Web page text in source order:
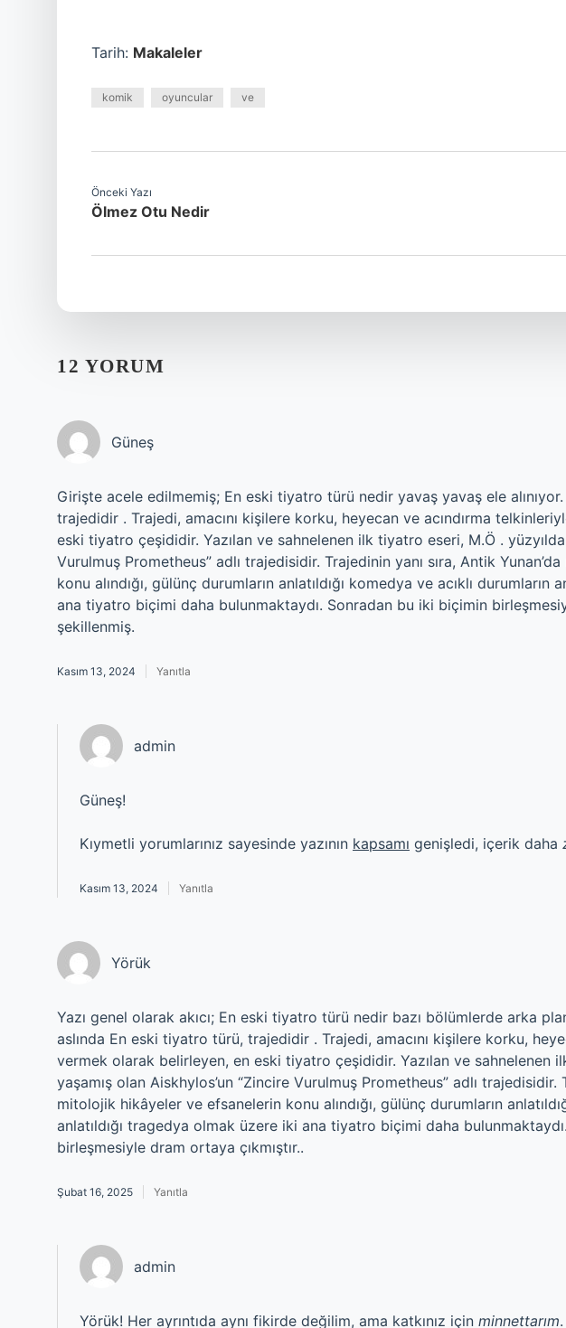
Tarih: Makaleler
komik oyuncular ve
Önceki Yazı
Ölmez Otu Nedir
12 YORUM
Güneş
Girişte acele edilmemiş; En eski tiyatro türü nedir yavaş yavaş ele
trajedidir . Trajedi, amacını kişilere korku, heyecan ve acındırma
eski tiyatro çeşididir. Yazılan ve sahnelenen ilk tiyatro eseri, M.Ö . yüzyılda
Vurulmuş Prometheus” adlı trajedisidir. Trajedinin yanı sıra, Antik
konu alındığı, gülünç durumların anlatıldığı komedya ve acıklı
ana tiyatro biçimi daha bulunmaktaydı. Sonradan bu iki biçimin
şekillenmiş.
Kasım 13, 2024 Yanıtla
admin
Güneş!
Kıymetli yorumlarınız sayesinde yazının kapsamı genişledi, içerik daha
Kasım 13, 2024 Yanıtla
Yörük
Yazı genel olarak akıcı; En eski tiyatro türü nedir bazı bölümlerde arka
aslında En eski tiyatro türü, trajedidir . Trajedi, amacını kişilere korku,
vermek olarak belirleyen, en eski tiyatro çeşididir. Yazılan ve sahnelenen
yaşamış olan Aiskhylos’un “Zincire Vurulmuş Prometheus” adlı trajedisidir.
mitolojik hikâyeler ve efsanelerin konu alındığı, gülünç durumların
anlatıldığı tragedya olmak üzere iki ana tiyatro biçimi daha
birleşmesiyle dram ortaya çıkmıştır..
Şubat 16, 2025 Yanıtla
admin
Yörük! Her ayrıntıda aynı fikirde değilim, ama katkınız için minnettarım.